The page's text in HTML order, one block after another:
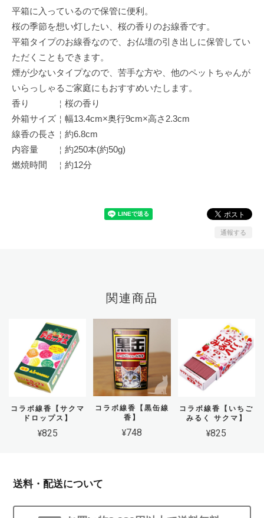
平箱に入っているので保管に便利。
桜の季節を想い灯したい、桜の香りのお線香です。
平箱タイプのお線香なので、お仏壇の引き出しに保管してい
ただくこともできます。
煙が少ないタイプなので、苦手な方や、他のペットちゃんが
いらっしゃるご家庭にもおすすめいたします。
香り ￤桜の香り
外箱サイズ￤幅13.4cm×奥行9cm×高さ2.3cm
線香の長さ￤約6.8cm
内容量 ￤約250本(約50g)
燃焼時間 ￤約12分
通報する
関連商品
コラボ線香【サクマ
ドロップス】
¥825
コラボ線香【黒缶線
香】
¥748
コラボ線香【いちご
みるく サクマ】
¥825
送料・配送について